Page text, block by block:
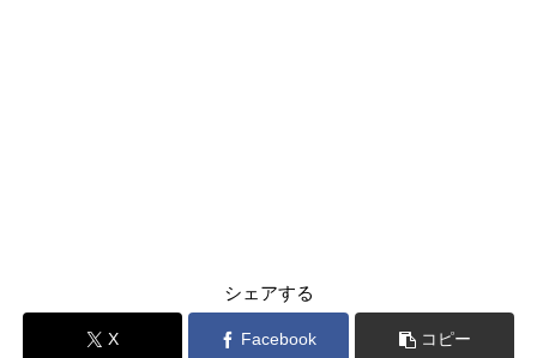
シェアする
X Facebook コピー